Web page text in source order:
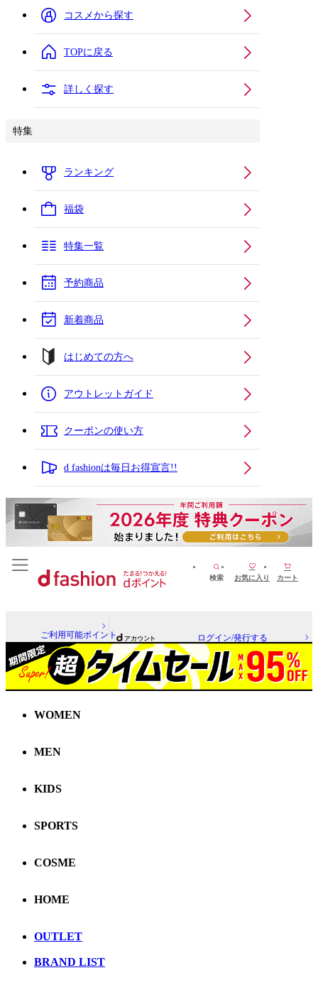
コスメから探す
TOPに戻る
詳しく探す
特集
ランキング
福袋
特集一覧
予約商品
新着商品
はじめての方へ
アウトレットガイド
クーポンの使い方
d fashionは毎日お得宣言!!
検索 お気に入り カート
ご利用可能ポイント ログイン/発行する
WOMEN
MEN
KIDS
SPORTS
COSME
HOME
OUTLET
BRAND LIST